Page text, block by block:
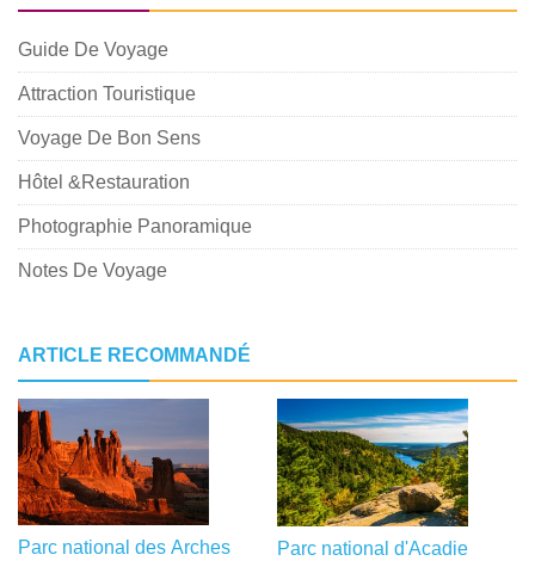
Guide De Voyage
Attraction Touristique
Voyage De Bon Sens
Hôtel &Restauration
Photographie Panoramique
Notes De Voyage
ARTICLE RECOMMANDÉ
Parc national des Arches Parc national d'Acadie